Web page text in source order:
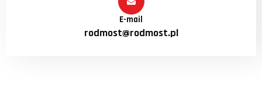
E-mail
rodmost@rodmost.pl